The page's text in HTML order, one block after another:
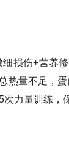
损伤+营养
量不足，
力量训练